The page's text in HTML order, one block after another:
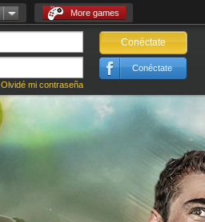
More games
Olvidé mi contraseña
Conéctate
Conéctate